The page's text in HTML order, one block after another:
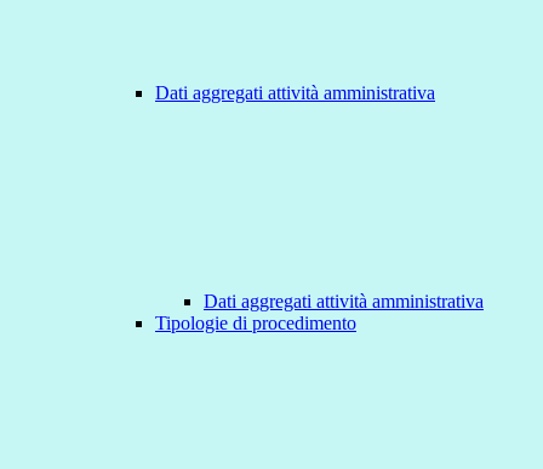
Dati aggregati attività amministrativa
Dati aggregati attività amministrativa
Tipologie di procedimento